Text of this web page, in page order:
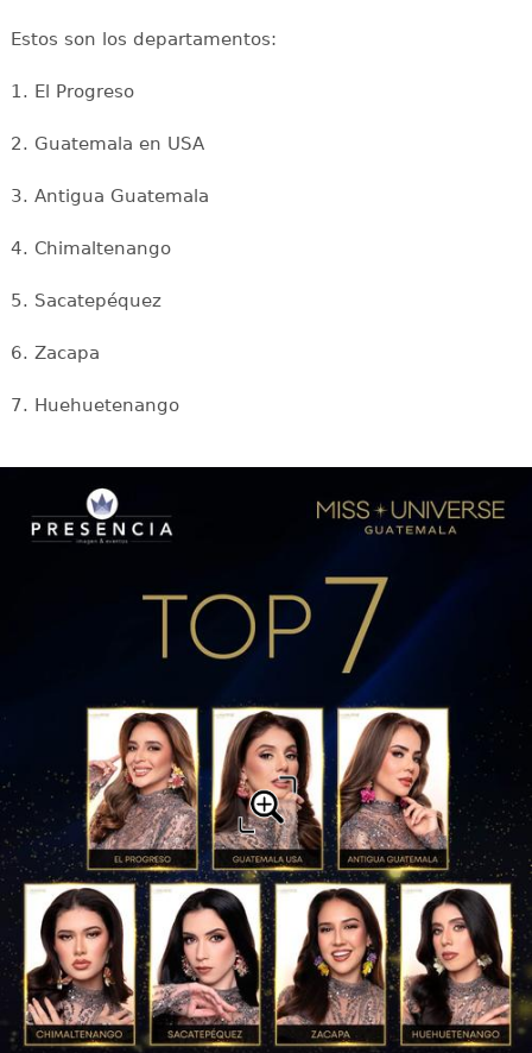
Estos son los departamentos:
1. El Progreso
2. Guatemala en USA
3. Antigua Guatemala
4. Chimaltenango
5. Sacatepéquez
6. Zacapa
7. Huehuetenango